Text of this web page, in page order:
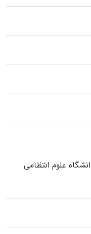
ﻋﻠﻮم انتظامی